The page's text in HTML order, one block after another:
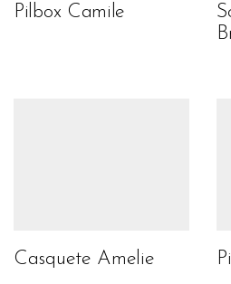
Pilbox Camile
Casquete Amelie